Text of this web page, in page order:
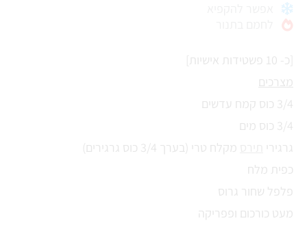
[כ- 10 פשטידות אישיות]
מצרכים
3/4 כוס קמח עדשים
3/4 כוס מים
גרגירי
מקלח טרי (בערך 3/4 כוס גרגירים)
כפית מלח
פלפל שחור גרוס
מעט כורכום ופפריקה